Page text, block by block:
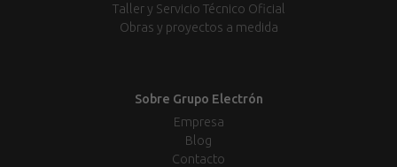
Taller y Servicio Técnico Oficial
Obras y proyectos a medida
Sobre Grupo Electrón
Empresa
Blog
Contacto